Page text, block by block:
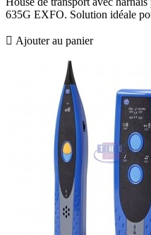
635G EXFO. Solution idéale
 Ajouter au panier